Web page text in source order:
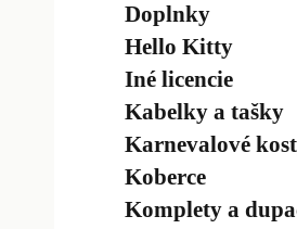
Doplnky
Hello Kitty
Iné licencie
Kabelky a tašky
Karnevalové
Koberce
Komplety a